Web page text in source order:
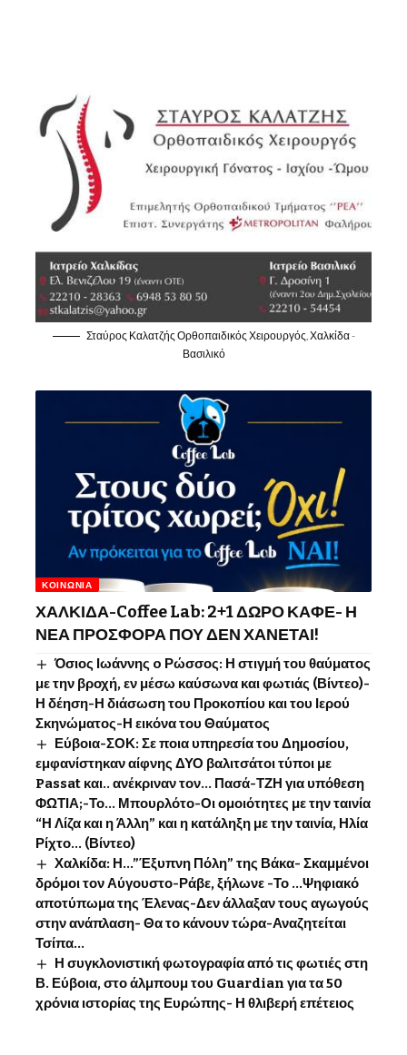
Σταύρος Καλατζής Ορθοπαιδικός Χειρουργός, Χαλκίδα -
Βασιλικό
ΚΟΙΝΩΝΊΑ
ΧΑΛΚΙΔΑ-Coffee Lab: 2+1 ΔΩΡΟ ΚΑΦΕ- Η
ΝΕΑ ΠΡΟΣΦΟΡΑ ΠΟΥ ΔΕΝ ΧΑΝΕΤΑΙ!
Όσιος Ιωάννης o Ρώσσος: Η στιγμή του θαύματος
με την βροχή, εν μέσω καύσωνα και φωτιάς (Βίντεο)-
Η δέηση-Η διάσωση του Προκοπίου και του Ιερού
Σκηνώματος-Η εικόνα του Θαύματος
Εύβοια-ΣΟΚ: Σε ποια υπηρεσία του Δημοσίου,
εμφανίστηκαν αίφνης ΔΥΟ βαλιτσάτοι τύποι με
Passat και.. ανέκριναν τον… Πασά-ΤΖΗ για υπόθεση
ΦΩΤΙΑ;-Το… Μπουρλότο-Οι ομοιότητες με την ταινία
“Η Λίζα και η Άλλη” και η κατάληξη με την ταινία, Ηλία
Ρίχτο… (Βίντεο)
Χαλκίδα: Η…”Έξυπνη Πόλη” της Βάκα- Σκαμμένοι
δρόμοι τον Αύγουστο-Ράβε, ξήλωνε -Το …Ψηφιακό
αποτύπωμα της Έλενας-Δεν άλλαξαν τους αγωγούς
στην ανάπλαση- Θα το κάνουν τώρα-Αναζητείται
Τσίπα…
Η συγκλονιστική φωτογραφία από τις φωτιές στη
Β. Εύβοια, στο άλμπουμ του Guardian για τα 50
χρόνια ιστορίας της Ευρώπης- Η θλιβερή επέτειος